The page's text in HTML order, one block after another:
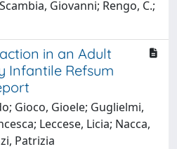
Giovanni; Rengo, C.;
in an Adult
Infantile Refsum
Gioco, Gioele; Guglielmi,
Leccese, Licia; Nacca,
Patrizia